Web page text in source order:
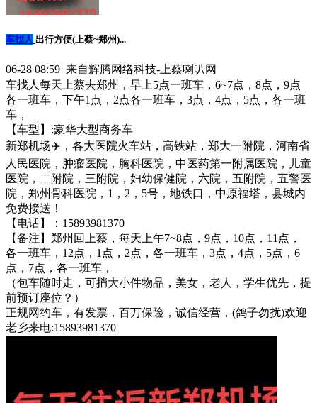
车找人 出行方便(上蔡~郑州)...
06-28 08:59 来自辉腾网络科技-上蔡喇叭网
车找人每天上蔡去郑州，早上5点一班车，6~7点，8点，9点
各一班车，下午1点，2点各一班车，3点，4点，5点，各一班
车，
【车型】:豪华大型商务车
新郑机场✈️，各大医院火车站，高铁站，郑大一附院，河南省
人民医院，肿瘤医院，胸科医院，中医药第一附属医院，儿童
医院，二附院，三附院，妇幼保健院，六院，五附院，五警医
院，郑州骨科医院，1，2，5号，地铁口，中原福塔，县城内
免费接送！
【电话】：15893981370
【备注】郑州回上蔡，每天上午7~8点，9点，10点，11点，
各一班车，12点，1点，2点，各一班车，3点，4点，5点，6
点，7点，各一班车，
（包车随时走，可捎大小件物品，美女，老人，学生优先，提
前预订座位？）
正规网约车，有发票，百万保险，诚信经营，(鸽子勿扰)欢迎
老乡来电:15893981370